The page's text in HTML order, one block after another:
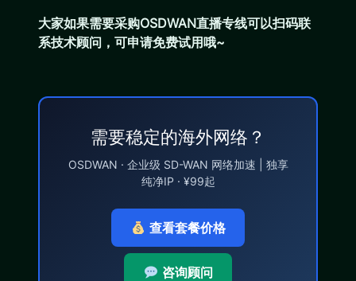
大家如果需要采购OSDWAN直播专线可以扫码联
系技术顾问，可申请免费试用哦~
需要稳定的海外网络？
OSDWAN · 企业级 SD-WAN 网络加速 | 独享
纯净IP · ¥99起
查看套餐价格
咨询顾问